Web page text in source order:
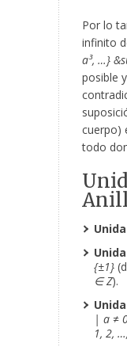
Por lo
infinito
a³, …}
posible
cuerpo)
todo
{±1}
∈ Z).
| a ≠
1, 2,